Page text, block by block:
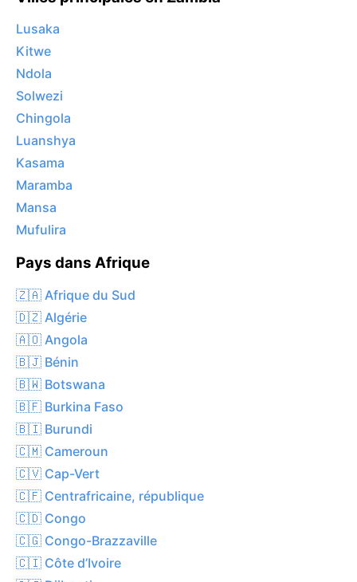
Lusaka
Kitwe
Ndola
Solwezi
Chingola
Luanshya
Kasama
Maramba
Mansa
Mufulira
Pays dans Afrique
🇿🇦 Afrique du Sud
🇩🇿 Algérie
🇦🇴 Angola
🇧🇯 Bénin
🇧🇼 Botswana
🇧🇫 Burkina Faso
🇧🇮 Burundi
🇨🇲 Cameroun
🇨🇻 Cap-Vert
🇨🇫 Centrafricaine, république
🇨🇩 Congo
🇨🇬 Congo-Brazzaville
🇨🇮 Côte d’Ivoire